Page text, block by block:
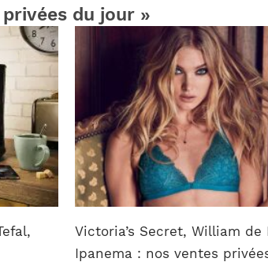
du jour »
Victoria’s Secret, William de
Ipanema : nos ventes